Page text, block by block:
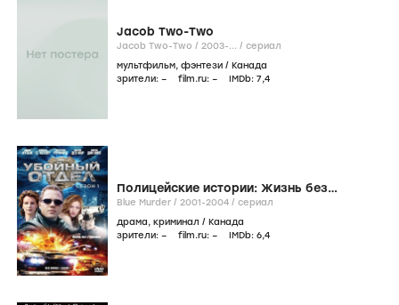
Jacob Two-Two
Jacob Two-Two / 2003-... / сериал
мультфильм, фэнтези / Канада
зрители: – film.ru: – IMDb: 7,4
Полицейские истории: Жизнь без
страховки
Blue Murder / 2001-2004 / сериал
драма, криминал / Канада
зрители: – film.ru: – IMDb: 6,4